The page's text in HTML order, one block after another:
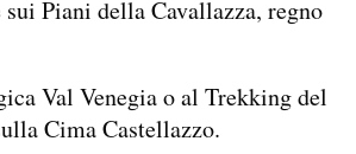
Piani della Cavallazza, regno
Val Venegia o al Trekking del
Cima Castellazzo.